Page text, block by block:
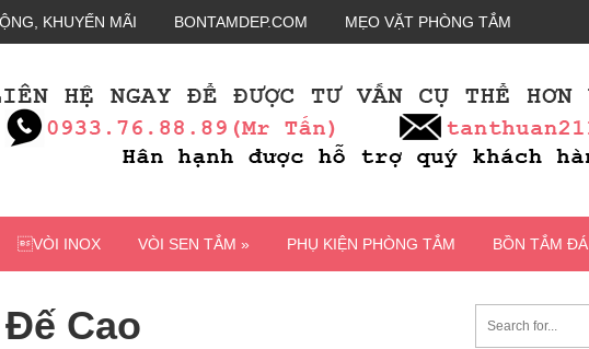
KHUYẾN MÃI BONTAMDEP.COM MẸO VẶT PHÒNG TẮM
VÒI INOX VÒI SEN TẮM » PHỤ KIỆN PHÒNG TẮM BỒN TẮM ĐÁ
Cao